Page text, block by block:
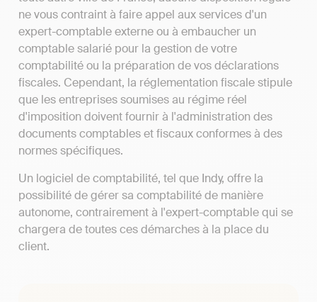
ne vous contraint à faire appel aux services d'un
expert-comptable externe ou à embaucher un
comptable salarié pour la gestion de votre
comptabilité ou la préparation de vos déclarations
fiscales. Cependant, la réglementation fiscale stipule
que les entreprises soumises au régime réel
d'imposition doivent fournir à l'administration des
documents comptables et fiscaux conformes à des
normes spécifiques.
Un logiciel de comptabilité, tel que Indy, offre la
possibilité de gérer sa comptabilité de manière
autonome, contrairement à l'expert-comptable qui se
chargera de toutes ces démarches à la place du
client.